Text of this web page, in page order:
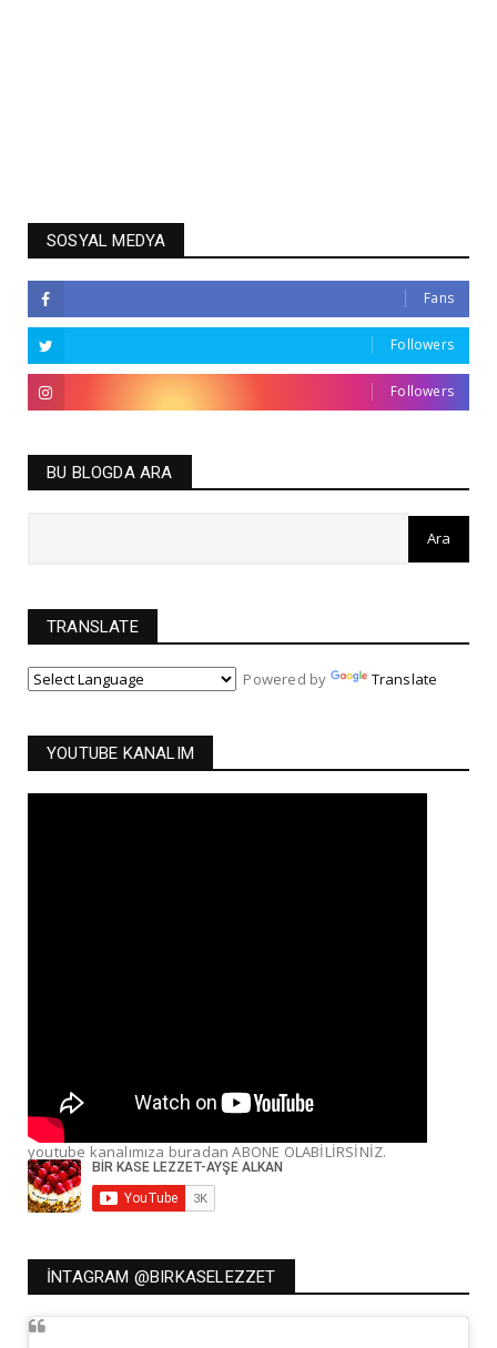
SOSYAL MEDYA
Fans
Followers
Followers
BU BLOGDA ARA
TRANSLATE
Powered by Translate
YOUTUBE KANALIM
youtube kanalımıza buradan ABONE OLABİLİRSİNİZ.
İNTAGRAM @BIRKASELEZZET